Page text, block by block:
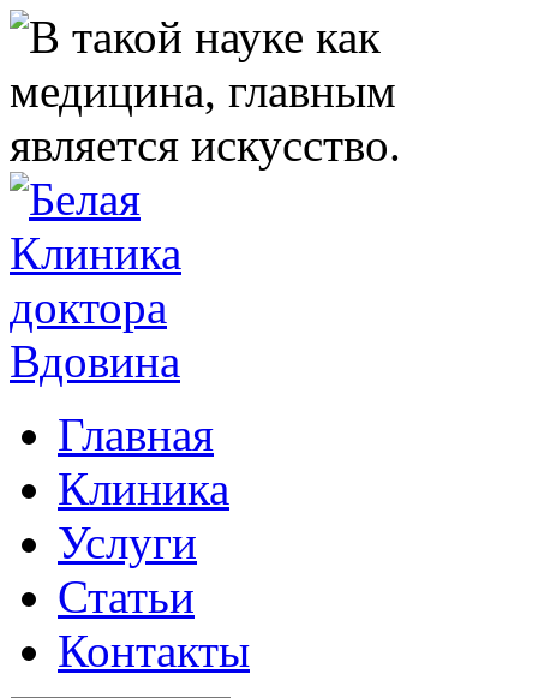
Главная
Клиника
Услуги
Статьи
Контакты